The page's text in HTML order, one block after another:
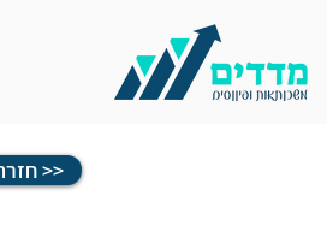
חזרה לבלוג >>